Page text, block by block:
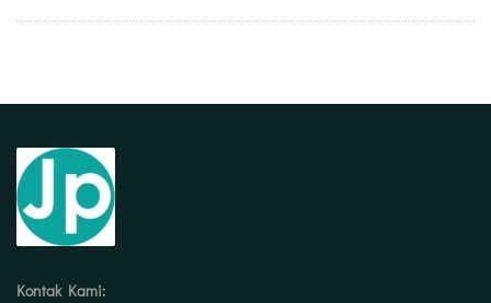
Kontak Kami: